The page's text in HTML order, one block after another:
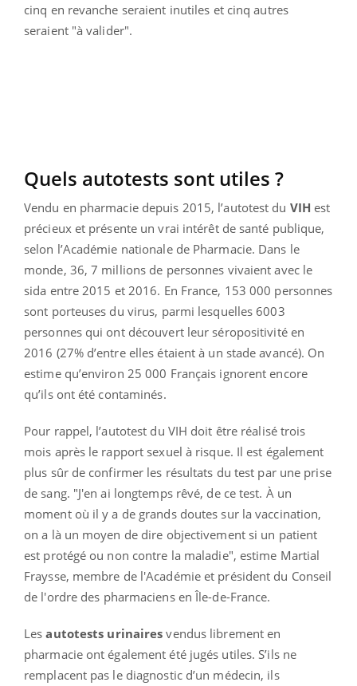
cinq en revanche seraient inutiles et cinq autres
seraient "à valider".
Quels autotests sont utiles ?
Vendu en pharmacie depuis 2015, l’autotest du VIH est
précieux et présente un vrai intérêt de santé publique,
selon l’Académie nationale de Pharmacie. Dans le
monde, 36, 7 millions de personnes vivaient avec le
sida entre 2015 et 2016. En France, 153 000 personnes
sont porteuses du virus, parmi lesquelles 6003
personnes qui ont découvert leur séropositivité en
2016 (27% d’entre elles étaient à un stade avancé). On
estime qu’environ 25 000 Français ignorent encore
qu’ils ont été contaminés.
Pour rappel, l’autotest du VIH doit être réalisé trois
mois après le rapport sexuel à risque. Il est également
plus sûr de confirmer les résultats du test par une prise
de sang. "J'en ai longtemps rêvé, de ce test. À un
moment où il y a de grands doutes sur la vaccination,
on a là un moyen de dire objectivement si un patient
est protégé ou non contre la maladie", estime Martial
Fraysse, membre de l'Académie et président du Conseil
de l'ordre des pharmaciens en Île-de-France.
Lesautotests urinaires vendus librement en
pharmacie ont également été jugés utiles. S’ils ne
remplacent pas le diagnostic d’un médecin, ils